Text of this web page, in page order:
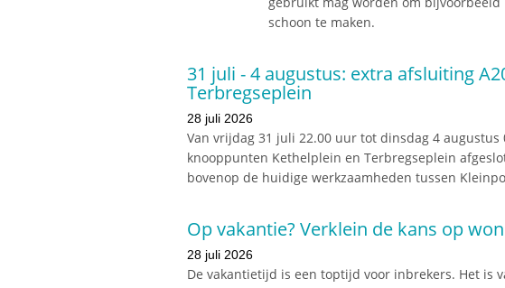
schoon te maken.
31 juli - 4 augustus: extra afsluiting
Terbregseplein
28 juli 2026
Van vrijdag 31 juli 22.00 uur tot dinsdag 4 augustus
knooppunten Kethelplein en Terbregseplein
bovenop de huidige werkzaamheden tussen
Op vakantie? Verklein de kans op
28 juli 2026
De vakantietijd is een toptijd voor inbrekers. Het is